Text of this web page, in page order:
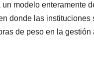
modelo enteramente
donde las instituciones
de peso en la gestión